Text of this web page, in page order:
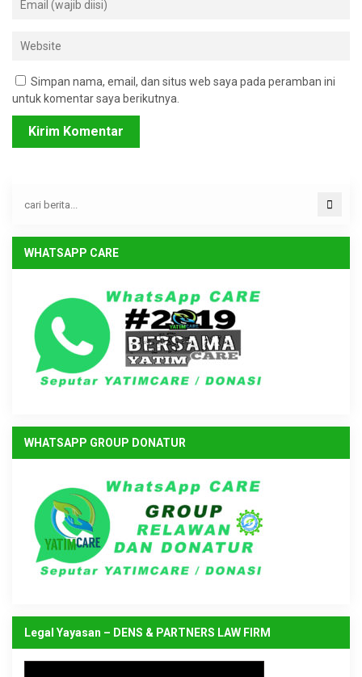
Simpan nama, email, dan situs web saya pada peramban ini
untuk komentar saya berikutnya.
WHATSAPP CARE
WHATSAPP GROUP DONATUR
Legal Yayasan – DENS & PARTNERS LAW FIRM